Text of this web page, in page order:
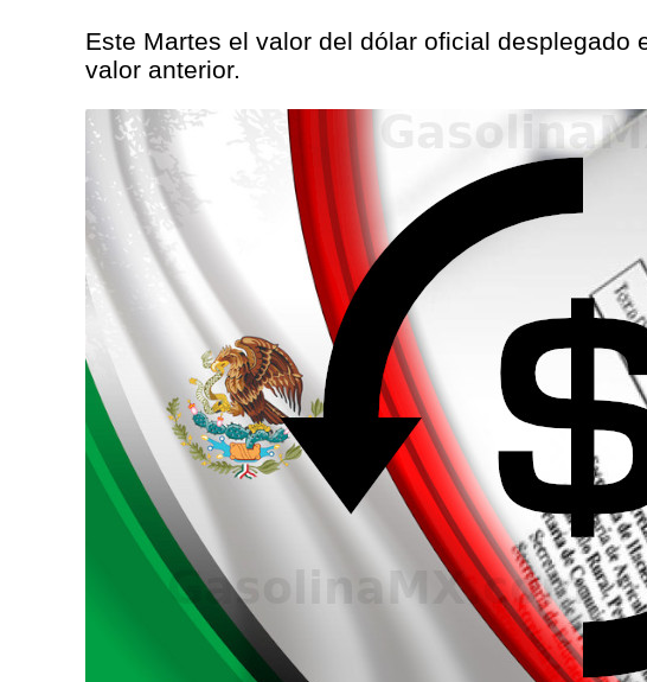
Este Martes el valor del dólar oficial desplegado
valor anterior.